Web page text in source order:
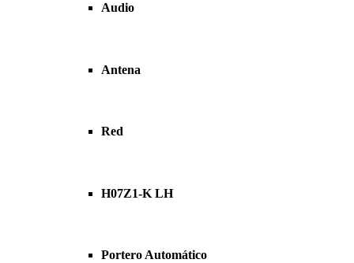
Audio
Antena
Red
H07Z1-K LH
Portero Automático